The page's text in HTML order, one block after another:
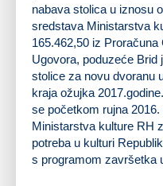
nabava stolica u iznosu
sredstava Ministarstva
165.462,50 iz
Ugovora, poduzeće Brid
stolice za novu dvoranu
kraja ožujka
se početkom rujna
Ministarstva kulture RH
potreba u kulturi
s programom završetka